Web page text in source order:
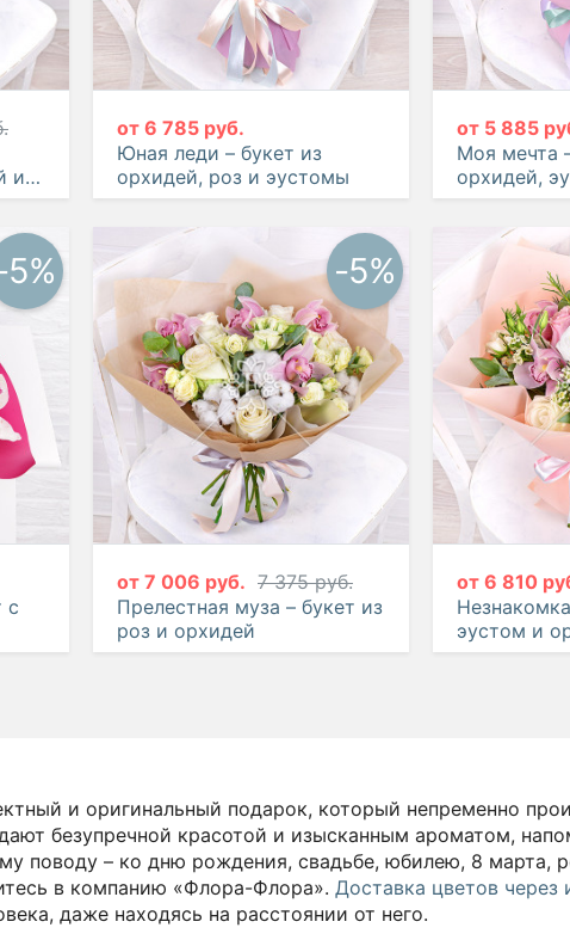
и
от 6 785 руб.
Юная леди – букет из
орхидей, роз и эустомы
от 5 885
Моя мечта
орхидей,
с
-5%
от 7 006 руб. 7 375 руб.
Прелестная муза – букет из
роз и орхидей
от 6 810
эустом и
и оригинальный подарок, который непременно
безупречной красотой и изысканным ароматом,
поводу – ко дню рождения, свадьбе, юбилею, 8 марта,
в компанию «Флора-Флора». Доставка цветов через
даже находясь на расстоянии от него.